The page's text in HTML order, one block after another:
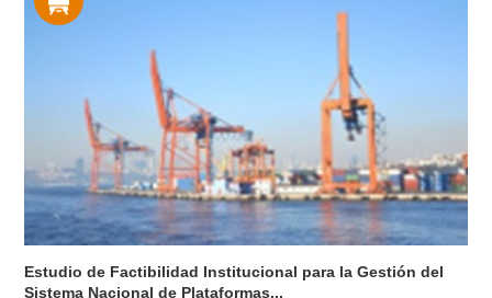
Estudio de Factibilidad Institucional para la Gestión del
Sistema Nacional de Plataformas...